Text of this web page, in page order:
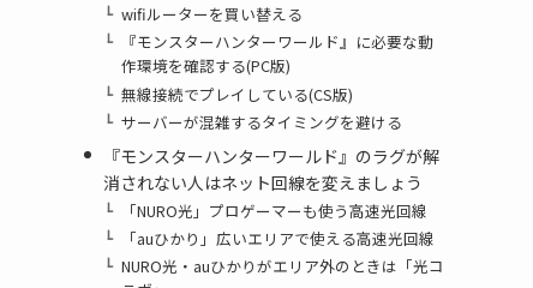
wifiルーターを買い替える
『モンスターハンターワールド』に必要な動
作環境を確認する(PC版)
無線接続でプレイしている(CS版)
サーバーが混雑するタイミングを避ける
『モンスターハンターワールド』のラグが解
消されない人はネット回線を変えましょう
「NURO光」プロゲーマーも使う高速光回線
「auひかり」広いエリアで使える高速光回線
NURO光・auひかりがエリア外のときは「光コ